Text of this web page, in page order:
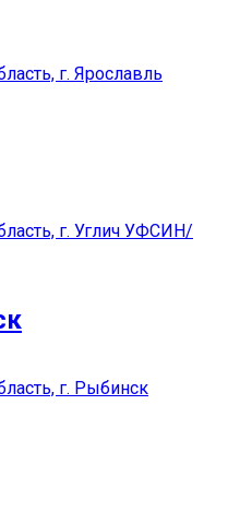
г. Ярославль
г. Углич УФСИН/
г. Рыбинск